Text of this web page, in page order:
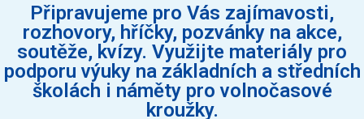
Připravujeme pro Vás zajímavosti,
rozhovory, hříčky, pozvánky na akce,
soutěže, kvízy. Využijte materiály pro
podporu výuky na základních a středních
školách i náměty pro volnočasové
kroužky.